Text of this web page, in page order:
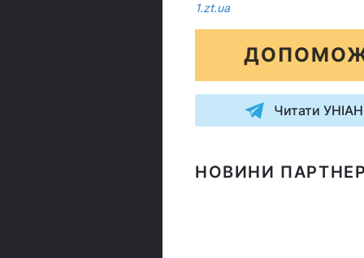
1.zt.ua
Читати
НОВИНИ